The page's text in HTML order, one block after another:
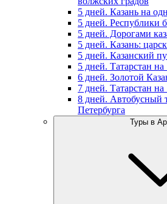
5 дней. Казань на
5 дней. Республики
5 дней. Дорогами
5 дней. Казань:
5 дней. Казанский
5 дней. Татарстан на
6 дней. Золотой
7 дней. Татарстан на
8 дней. Автобусный
Петербурга
Туры в